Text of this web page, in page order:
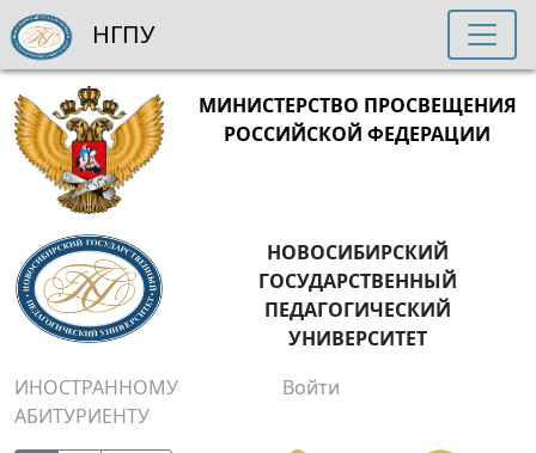
МИНИСТЕРСТВО ПРОСВЕЩЕНИЯ
РОССИЙСКОЙ ФЕДЕРАЦИИ
НОВОСИБИРСКИЙ
ГОСУДАРСТВЕННЫЙ
ПЕДАГОГИЧЕСКИЙ
УНИВЕРСИТЕТ
ИНОСТРАННОМУ
АБИТУРИЕНТУ
Войти
НГПУ